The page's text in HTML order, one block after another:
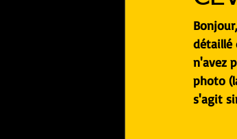
détaillé
n'avez
photo
s'agit